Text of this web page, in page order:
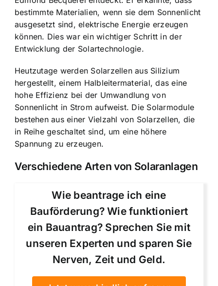
bestimmte Materialien, wenn sie dem Sonnenlicht
ausgesetzt sind, elektrische Energie erzeugen
können. Dies war ein wichtiger Schritt in der
Entwicklung der Solartechnologie.
Heutzutage werden Solarzellen aus Silizium
hergestellt, einem Halbleitermaterial, das eine
hohe Effizienz bei der Umwandlung von
Sonnenlicht in Strom aufweist. Die Solarmodule
bestehen aus einer Vielzahl von Solarzellen, die
in Reihe geschaltet sind, um eine höhere
Spannung zu erzeugen.
Verschiedene Arten von Solaranlagen
Wie beantrage ich eine
Bauförderung? Wie funktioniert
ein Bauantrag? Sprechen Sie mit
unseren Experten und sparen Sie
Nerven, Zeit und Geld.